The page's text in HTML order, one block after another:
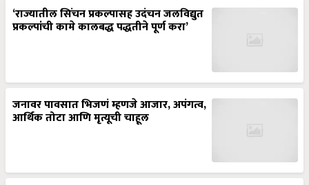
‘राज्यातील सिंचन प्रकल्पासह उदंचन जलविद्युत
प्रकल्पांची कामे कालबद्ध पद्धतीने पूर्ण करा’
जनावर पावसात भिजणं म्हणजे आजार, अपंगत्व,
आर्थिक तोटा आणि मृत्यूची चाहूल